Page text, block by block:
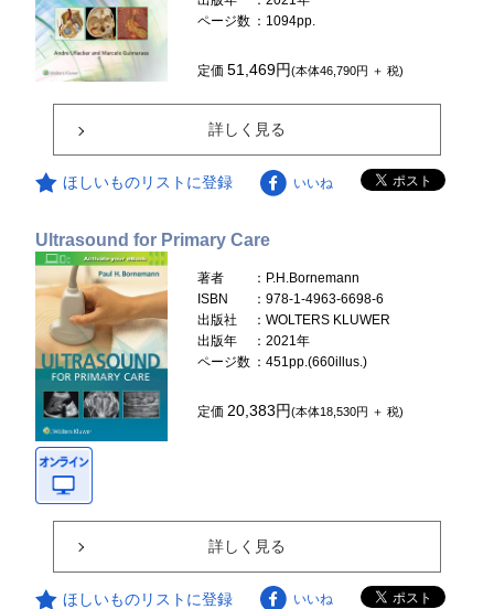
ページ数 ：1094pp.
定価51,469円(本体46,790円 ＋ 税)
詳しく見る
ほしいものリストに登録 いいね
Ultrasound for Primary Care
著者
：P.H.Bornemann
ISBN
：978-1-4963-6698-6
出版社
：WOLTERS KLUWER
出版年
：2021年
ページ数 ：451pp.(660illus.)
定価20,383円(本体18,530円 ＋ 税)
詳しく見る
ほしいものリストに登録 いいね